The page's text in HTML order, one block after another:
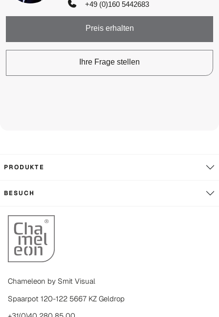
+49 (0)160 5442683
Preis erhalten
Ihre Frage stellen
PRODUKTE
BESUCH
Chameleon by Smit Visual
Spaarpot 120-122 5667 KZ Geldrop